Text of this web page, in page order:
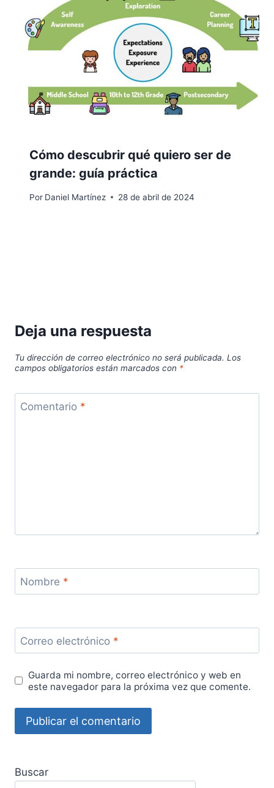
Cómo descubrir qué quiero ser de
grande: guía práctica
Por Daniel Martínez 28 de abril de 2024
Deja una respuesta
Tu dirección de correo electrónico no será publicada. Los
campos obligatorios están marcados con *
Comentario *
Nombre *
Correo electrónico *
Guarda mi nombre, correo electrónico y web en
este navegador para la próxima vez que comente.
Buscar